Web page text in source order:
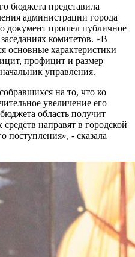
бюджета представила
администрации города
документ прошел публичное
комитетов. «В
основные характеристики
профицит и размер
управления.
на то, что ко
увеличение его
область получит
направят в городской
поступления», - сказала